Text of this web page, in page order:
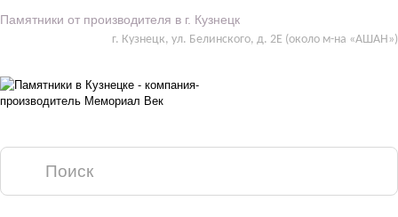
Памятники от производителя в г. Кузнецк
г. Кузнецк, ул. Белинского, д. 2Е (около м-на «АШАН»)